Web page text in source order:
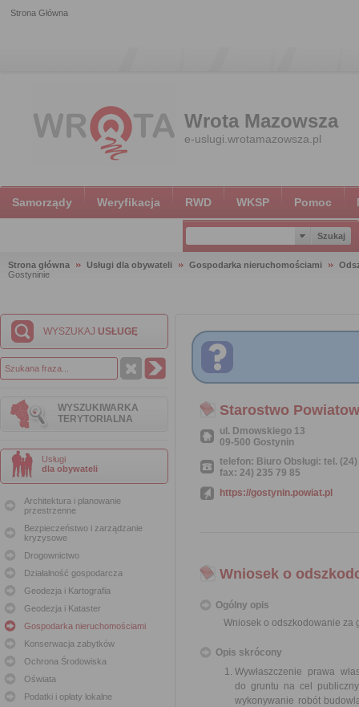
Strona Główna
Wrota Mazowsza
e-uslugi.wrotamazowsza.pl
Samorządy Weryfikacja RWD WKSP Pomoc
Strona główna Usługi dla obywateli Gospodarka nieruchomościami
Gostyninie
WYSZUKAJ USŁUGĘ
WYSZUKIWARKA
TERYTORIALNA
Usługi
dla obywateli
Architektura i planowanie
przestrzenne
Bezpieczeństwo i zarządzanie
kryzysowe
Drogownictwo
Działalność gospodarcza
Geodezja i Kartografia
Geodezja i Kataster
Gospodarka nieruchomościami
Konserwacja zabytków
Ochrona Środowiska
Oświata
Podatki i opłaty lokalne
Starostwo
ul. Dmowskiego 13
09-500 Gostynin
telefon: Biuro Obsługi: tel.
fax: 24) 235 79 85
https://gostynin.powiat.pl
Wniosek o
Ogólny opis
Wniosek o odszkodowanie za
Opis skrócony
Wywłaszczenie prawa
do gruntu na cel
wykonywanie robót